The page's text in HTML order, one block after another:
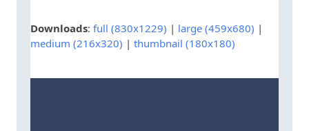
Downloads: full (830x1229) | large (459x680) |
medium (216x320) | thumbnail (180x180)